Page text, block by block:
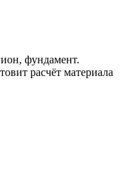
фундамент.
расчёт материала